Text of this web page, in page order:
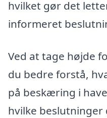
hvilket gør det
informeret
Ved at tage højde
du bedre forstå,
på beskæring i
hvilke